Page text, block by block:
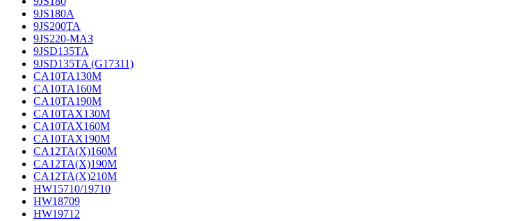
9JS180A
9JS200TA
9JS220-МАЗ
9JSD135TA
9JSD135TA (G17311)
CA10TA130M
CA10TA160M
CA10TA190M
CA10TAX130M
CA10TAX160M
CA10TAX190M
CA12TA(X)160M
CA12TA(X)190M
CA12TA(X)210M
HW15710/19710
HW18709
HW19712